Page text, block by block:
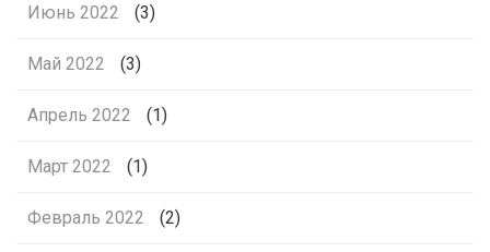
Июнь 2022 (3)
Май 2022 (3)
Апрель 2022 (1)
Март 2022 (1)
Февраль 2022 (2)